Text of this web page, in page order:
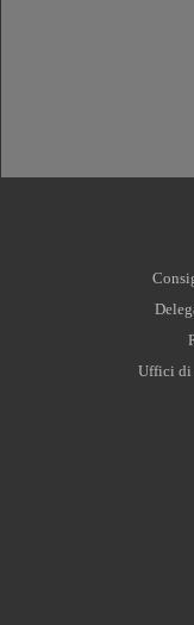
Uffici di